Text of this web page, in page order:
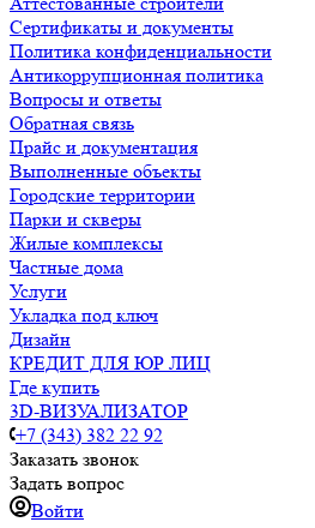
Сертификаты и документы
Политика конфиденциальности
Антикоррупционная политика
Вопросы и ответы
Обратная связь
Прайс и документация
Выполненные объекты
Городские территории
Парки и скверы
Жилые комплексы
Частные дома
Услуги
Укладка под ключ
Дизайн
КРЕДИТ ДЛЯ ЮР ЛИЦ
Где купить
3D-ВИЗУАЛИЗАТОР
+7 (343) 382 22 92
Заказать звонок
Задать вопрос
Войти